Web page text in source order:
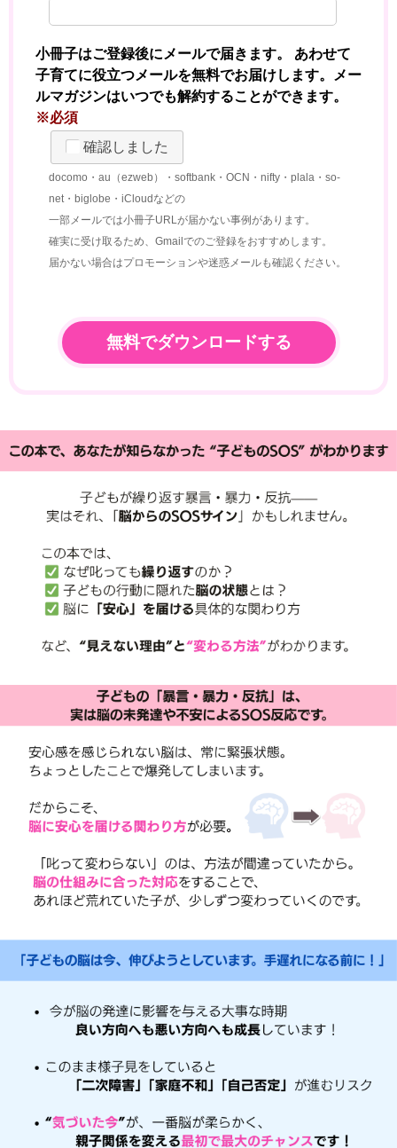
小冊子はご登録後にメールで届きます。 あわせて
子育てに役立つメールを無料でお届けします。メー
ルマガジンはいつでも解約することができます。
※必須
確認しました
docomo・au（ezweb）・softbank・OCN・nifty・plala・so-
net・biglobe・iCloudなどの
一部メールでは小冊子URLが届かない事例があります。
確実に受け取るため、Gmailでのご登録をおすすめします。
届かない場合はプロモーションや迷惑メールも確認ください。